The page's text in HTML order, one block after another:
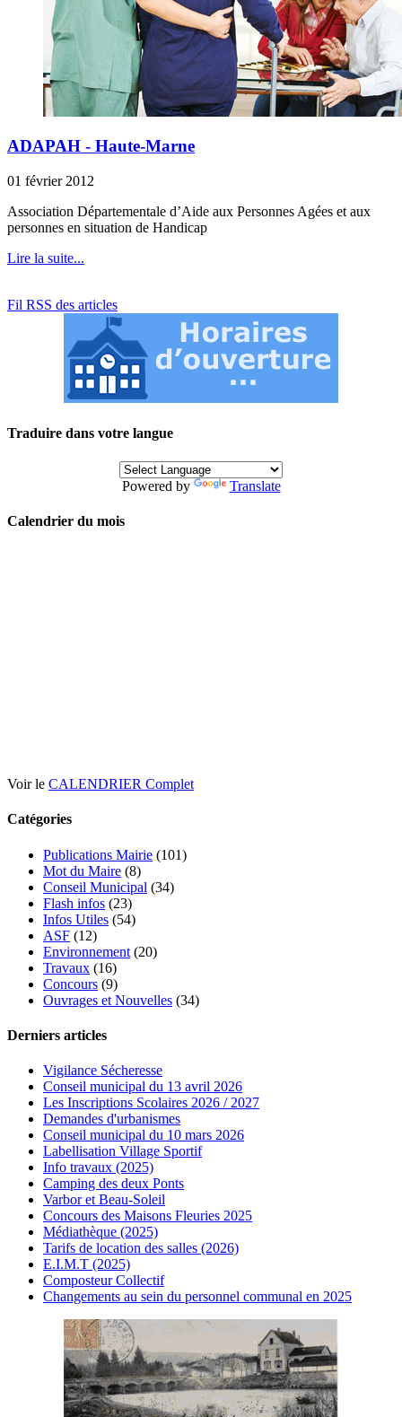
ADAPAH - Haute-Marne
01 février 2012
Association Départementale d’Aide aux Personnes Agées et aux
personnes en situation de Handicap
Lire la suite...
Fil RSS des articles
Traduire dans votre langue
Powered by Translate
Calendrier du mois
Voir le CALENDRIER Complet
Catégories
Publications Mairie (101)
Mot du Maire (8)
Conseil Municipal (34)
Flash infos (23)
Infos Utiles (54)
ASF (12)
Environnement (20)
Travaux (16)
Concours (9)
Ouvrages et Nouvelles (34)
Derniers articles
Vigilance Sécheresse
Conseil municipal du 13 avril 2026
Les Inscriptions Scolaires 2026 / 2027
Demandes d'urbanismes
Conseil municipal du 10 mars 2026
Labellisation Village Sportif
Info travaux (2025)
Camping des deux Ponts
Varbor et Beau-Soleil
Concours des Maisons Fleuries 2025
Médiathèque (2025)
Tarifs de location des salles (2026)
E.I.M.T (2025)
Composteur Collectif
Changements au sein du personnel communal en 2025